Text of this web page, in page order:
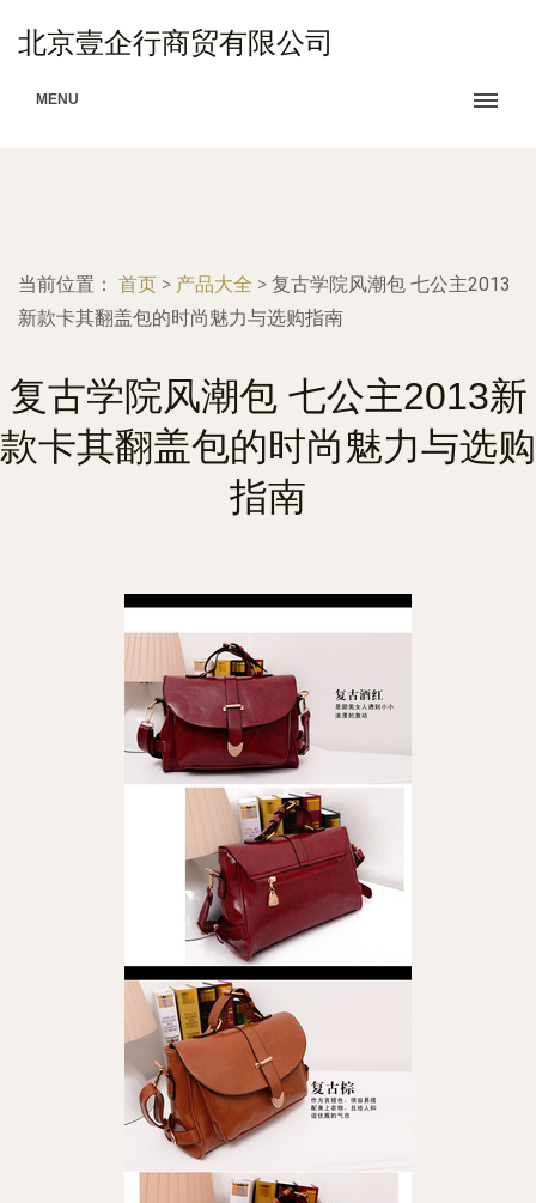
北京壹企行商贸有限公司
MENU
当前位置： 首页 > 产品大全 > 复古学院风潮包 七公主2013
新款卡其翻盖包的时尚魅力与选购指南
复古学院风潮包 七公主2013新
款卡其翻盖包的时尚魅力与选购
指南